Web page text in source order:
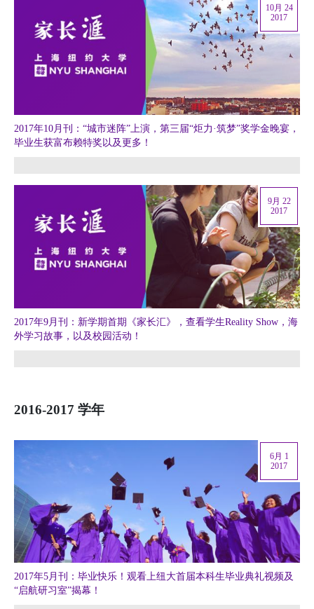
2017年10月刊：“城市迷阵”上演，第三届“炬力·筑梦”奖学金晚宴，
毕业生获富布赖特奖以及更多！
10月 24
2017
2017年9月刊：新学期首期《家长汇》，查看学生Reality Show，海
外学习故事，以及校园活动！
9月 22
2017
2016-2017 学年
2017年5月刊：毕业快乐！观看上纽大首届本科生毕业典礼视频及
“启航研习室”揭幕！
6月 1
2017